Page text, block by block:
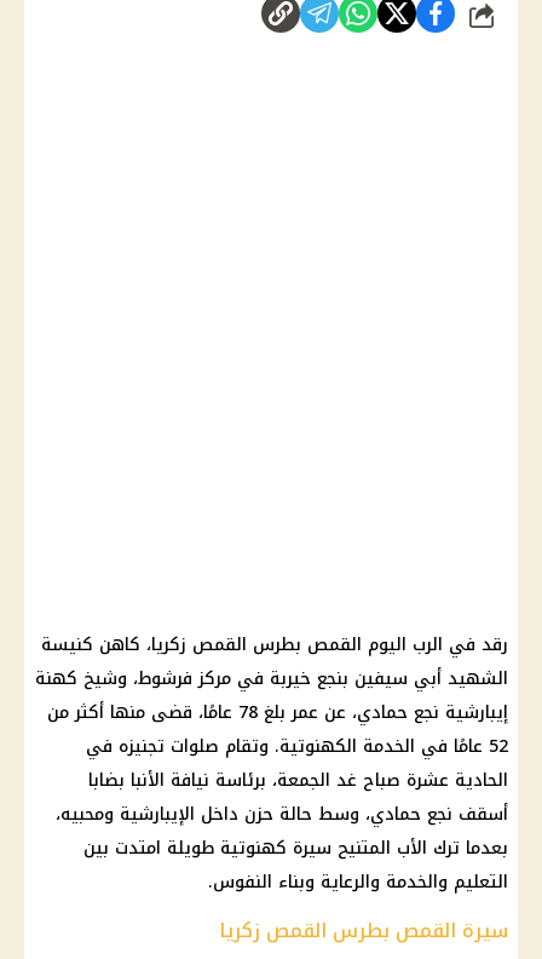
شارك
رقد في الرب اليوم القمص بطرس القمص زكريا، كاهن كنيسة
الشهيد أبي سيفين بنجع خيربة في مركز فرشوط، وشيخ كهنة
إيبارشية نجع حمادي، عن عمر بلغ 78 عامًا، قضى منها أكثر من
52 عامًا في الخدمة الكهنوتية. وتقام صلوات تجنيزه في
الحادية عشرة صباح غد الجمعة، برئاسة نيافة الأنبا بضابا
أسقف نجع حمادي، وسط حالة حزن داخل الإيبارشية ومحبيه،
بعدما ترك الأب المتنيح سيرة كهنوتية طويلة امتدت بين
التعليم والخدمة والرعاية وبناء النفوس.
سيرة القمص بطرس القمص زكريا